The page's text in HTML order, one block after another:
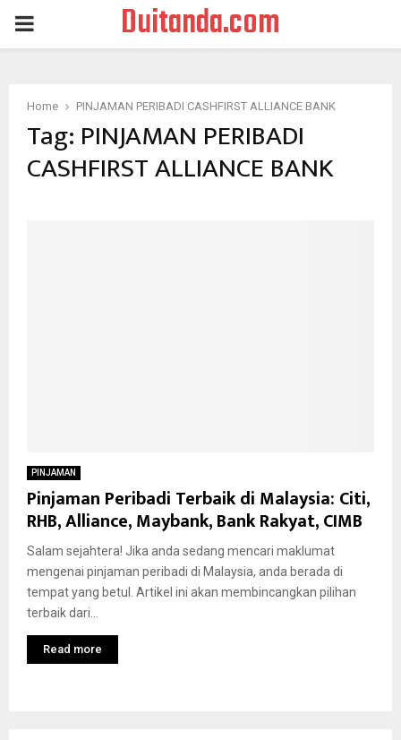
PRIMARY
Duitanda.com
Home PINJAMAN PERIBADI CASHFIRST ALLIANCE BANK
Tag: PINJAMAN PERIBADI
CASHFIRST ALLIANCE BANK
PINJAMAN
Pinjaman Peribadi Terbaik di Malaysia: Citi,
RHB, Alliance, Maybank, Bank Rakyat, CIMB
Salam sejahtera! Jika anda sedang mencari maklumat
mengenai pinjaman peribadi di Malaysia, anda berada di
tempat yang betul. Artikel ini akan membincangkan pilihan
terbaik dari...
Read more